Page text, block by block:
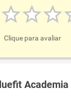
Clique para avaliar
Academia